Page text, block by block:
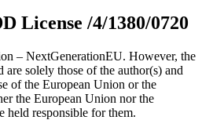
License /4/1380/0720
– NextGenerationEU. However, the
are solely those of the author(s) and
of the European Union or the
the European Union nor the
held responsible for them.